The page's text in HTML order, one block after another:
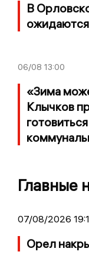
В
06/08 13:00
«Зима
Клычков
Главные
07/08/2026
Орел